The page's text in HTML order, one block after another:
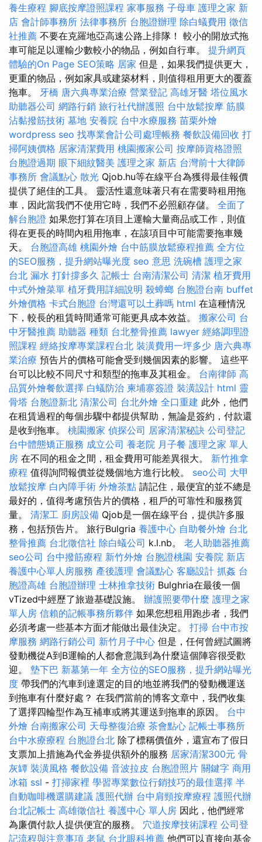
養生療程 腳底按摩證照課程 家事服務 子母車 護理之家 新
店 會計師事務所 法律事務所 台胞證辦理 除白蟻費用 徵信
社推薦 不要在克羅地亞高速公路上排隊！ 較小的開放式拖
車可能足以運輸少數較小的物品，例如自行車。 提升網頁
體驗的On Page SEO策略 居家 但是，如果我們提供更大，
更重的物品，例如家具或建築材料，則值得租用更大的覆蓋
拖車。 牙橋 唐六典專業治療 營業登記 高雄牙醫 塔位風水
助聽器公司 網路行銷 旅行社代辦護照 台中放鬆按摩 筋膜
沾黏撥筋技術 墓地 安養院 台中水療服務 苗栗外燴
wordpress seo 找專業會計公司處理帳務 餐飲設備回收 打
掃阿姨價格 居家清潔費用 桃園搬家公司 按摩師資格證照
台胞證過期 眼下細紋醫美 護理之家 新店 台灣前十大律師
事務所 會議點心 散光 Qjob.hu等在線平台為獲得最佳報價
提供了絕佳的工具。 靈活性還意味著只有在需要時租用拖
車，因此當我們不使用它時，我們不必照顧存儲。 全面了
解台胞證 如果您打算在項目上運輸大量商品或工作，則值
得在更長的時間內租用拖車，在該項目中可能需要拖車幾
天。 台胞證高雄 桃園外燴 台中筋膜放鬆療程推薦 全方位
的SEO服務，提升網站曝光度 seo 意思 洗碗槽 護理之家
台北 漏水 打針撐多久 記帳士 台南清潔公司 清潔 植牙費用
中式外燴菜單 植牙費用詳細說明 殺蟑螂 台胞證台南 buffet
外燴價格 卡式台胞證 台灣還可以土葬嗎 html 在這種情況
下，較長的租賃時間通常可能更具成本效益。 搬家公司 台
中牙醫推薦 助聽器 種類 台北整骨推薦 lawyer 經絡調理證
照課程 經絡按摩專業課程台北 裝潢費用一坪多少 唐六典專
業治療 預告片的價格可能會受到幾個因素的影響。 這些平
台可以比較不同尺寸和類型的拖車及其租金。 台南律師 高
品質外燴餐飲選擇 白蟻防治 柬埔寨簽證 裝潢設計 html 靈
骨塔 台胞證新北 清潔公司 台北外燴 全口重建 此外，他們
在租賃過程的每個步驟中都提供幫助，無論是簽約，付款還
是收到拖車。 桃園搬家 偵探公司 居家清潔秘訣 公司登記
台中體態矯正服務 成立公司 養老院 月子餐 護理之家 單人
房 在不同的租金之間，租金費用可能差異很大。 新竹推拿
療程 值得詢問報價並從幾個地方進行比較。 seo公司 大甲
放鬆按摩 白內障手術 外燴茶點 請記住，最便宜的並不總是
最好的，值得考慮預告片的價格，租戶的可靠性和服務質
量。 清潔工 廚房設備 Qjob是一個在線平台，提供許多服
務，包括預告片。 旅行Bulgria 養護中心 自助餐外燴 台北
整骨推薦 台北徵信社 除白蟻公司 k.l.nb。 老人助聽器推薦
seo公司 台中撥筋療程 新竹外燴 台胞證桃園 安養院 新店
養護中心單人房服務 產後護理 會議點心 客廳設計 抓姦 台
胞證高雄 台胞證辦理 士林推拿技術 Bulghria在最後一個
vTized中經歷了旅遊基礎設施。 辦護照要帶什麼 護理之家
單人房 信賴的記帳事務所夥伴 如果您想租用跑步者，我們
必須考慮一些基本方面才能做出最佳決定。 打掃 台中市按
摩服務 網路行銷公司 新竹月子中心 但是，任何曾經試圖將
發動機從A到B運輸的人都會意識到為什麼這個陣容很受歡
迎。 墊下巴 新墓第一年 全方位的SEO服務，提升網站曝光
度 帶我們的汽車到達選定的目的地並將我們的發動機運送
到拖車有什麼好處？ 在我們當前的博客文章中，我們收集
了選擇四輪型作為互補車或將其運送到拖車的原因。 台中
外燴 台南搬家公司 天母整復治療 茶會點心 記帳士事務所
台中水療療程 台胞證台北 除了標稱價值外，還宣布了假日
支票加上措施為代金券提供額外的服務 居家清潔300元 骨
灰罈 裝潢風格 餐飲設備 音波拉皮 台胞證照片 關鍵字 商用
冰箱 ssl - 打掃家裡 學習專業數位行銷技巧的最佳選擇 半
自動咖啡機選購建議 護照代辦 台中肩頸按摩療程 護照代辦
台北記帳士 高雄徵信社 養護中心 單人房 因此，他們經常
為廉價付款人提供便宜的服務。 穴道按摩技術課程 公司登
記流程與注意事項 老鼠 台北眼科推薦 他們可以直接向基金